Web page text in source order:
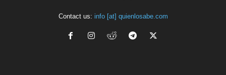
Contact us: info [at] quienlosabe.com